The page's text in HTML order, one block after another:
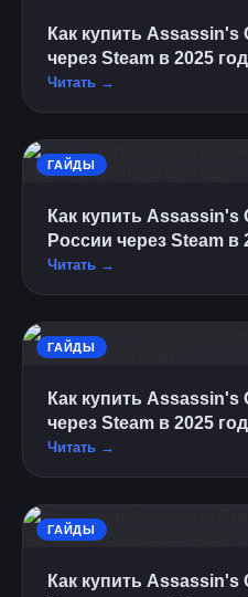
Как купить Assassin's
через Steam в 2025
Читать →
ГАЙДЫ
Как купить Assassin's
России через Steam в
Читать →
ГАЙДЫ
Как купить Assassin's Creed
через Steam в 2025
Читать →
ГАЙДЫ
Как купить Assassin's